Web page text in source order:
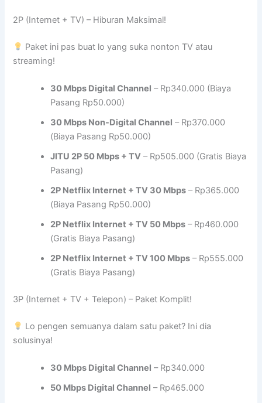
2P (Internet + TV) – Hiburan Maksimal!
Paket ini pas buat lo yang suka nonton TV atau
streaming!
30 Mbps Digital Channel – Rp340.000 (Biaya
Pasang Rp50.000)
30 Mbps Non-Digital Channel – Rp370.000
(Biaya Pasang Rp50.000)
JITU 2P 50 Mbps + TV – Rp505.000 (Gratis Biaya
Pasang)
2P Netflix Internet + TV 30 Mbps – Rp365.000
(Biaya Pasang Rp50.000)
2P Netflix Internet + TV 50 Mbps – Rp460.000
(Gratis Biaya Pasang)
2P Netflix Internet + TV 100 Mbps – Rp555.000
(Gratis Biaya Pasang)
3P (Internet + TV + Telepon) – Paket Komplit!
Lo pengen semuanya dalam satu paket? Ini dia
solusinya!
30 Mbps Digital Channel – Rp340.000
50 Mbps Digital Channel – Rp465.000